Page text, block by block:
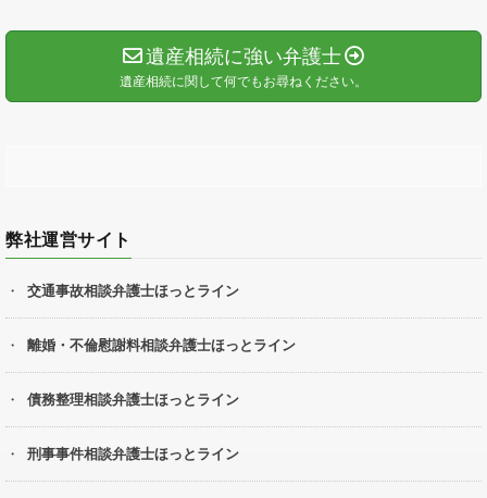
遺産相続に強い弁護士
遺産相続に関して何でもお尋ねください。
弊社運営サイト
交通事故相談弁護士ほっとライン
離婚・不倫慰謝料相談弁護士ほっとライン
債務整理相談弁護士ほっとライン
刑事事件相談弁護士ほっとライン